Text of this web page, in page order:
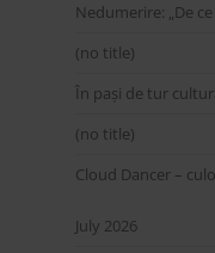
Nedumerire: „De ce
(no title)
În pași de tur
(no title)
Cloud Dancer –
July 2026